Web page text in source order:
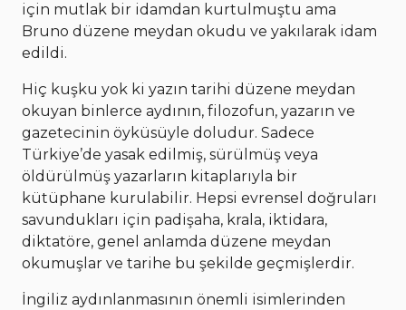
için mutlak bir idamdan kurtulmuştu ama
Bruno düzene meydan okudu ve yakılarak idam
edildi.
Hiç kuşku yok ki yazın tarihi düzene meydan
okuyan binlerce aydının, filozofun, yazarın ve
gazetecinin öyküsüyle doludur. Sadece
Türkiye’de yasak edilmiş, sürülmüş veya
öldürülmüş yazarların kitaplarıyla bir
kütüphane kurulabilir. Hepsi evrensel doğruları
savundukları için padişaha, krala, iktidara,
diktatöre, genel anlamda düzene meydan
okumuşlar ve tarihe bu şekilde geçmişlerdir.
İngiliz aydınlanmasının önemli isimlerinden